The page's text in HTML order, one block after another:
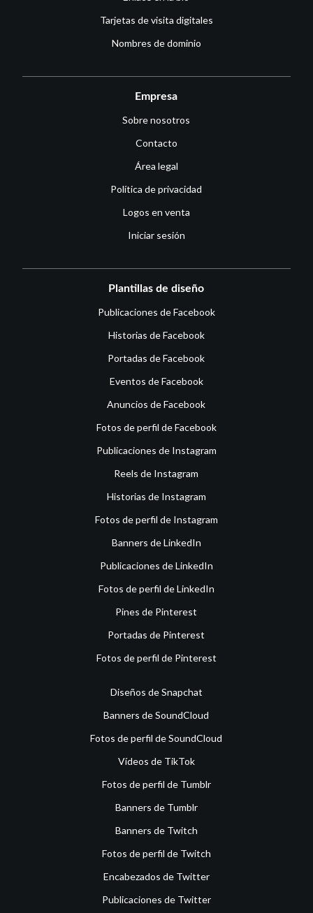
Tarjetas de visita digitales
Nombres de dominio
Empresa
Sobre nosotros
Contacto
Área legal
Política de privacidad
Logos en venta
Iniciar sesión
Plantillas de diseño
Publicaciones de Facebook
Historias de Facebook
Portadas de Facebook
Eventos de Facebook
Anuncios de Facebook
Fotos de perfil de Facebook
Publicaciones de Instagram
Reels de Instagram
Historias de Instagram
Fotos de perfil de Instagram
Banners de LinkedIn
Publicaciones de LinkedIn
Fotos de perfil de LinkedIn
Pines de Pinterest
Portadas de Pinterest
Fotos de perfil de Pinterest
Diseños de Snapchat
Banners de SoundCloud
Fotos de perfil de SoundCloud
Vídeos de TikTok
Fotos de perfil de Tumblr
Banners de Tumblr
Banners de Twitch
Fotos de perfil de Twitch
Encabezados de Twitter
Publicaciones de Twitter